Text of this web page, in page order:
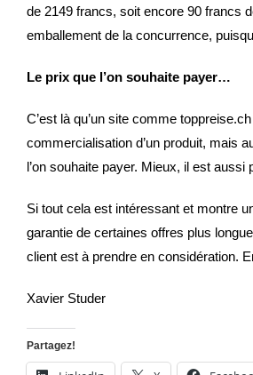
de 2149 francs, soit encore 90 francs
emballement de la concurrence,
Le prix que l’on souhaite payer…
C’est là qu’un site comme
commercialisation d’un produit, mais
l’on souhaite payer. Mieux, il est
Si tout cela est intéressant et montre
garantie de certaines offres plus
client est à prendre en considération.
Xavier Studer
Partagez!